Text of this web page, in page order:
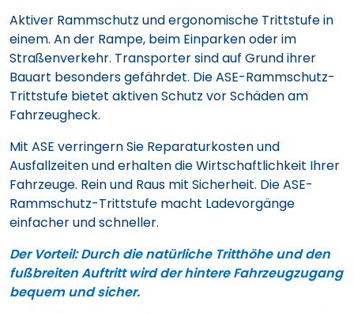
Aktiver Rammschutz und ergonomische Trittstufe in
einem. An der Rampe, beim Einparken oder im
Straßenverkehr. Transporter sind auf Grund ihrer
Bauart besonders gefährdet. Die ASE-Rammschutz-
Trittstufe bietet aktiven Schutz vor Schäden am
Fahrzeugheck.
Mit ASE verringern Sie Reparaturkosten und
Ausfallzeiten und erhalten die Wirtschaftlichkeit Ihrer
Fahrzeuge. Rein und Raus mit Sicherheit. Die ASE-
Rammschutz-Trittstufe macht Ladevorgänge
einfacher und schneller.
Der Vorteil: Durch die natürliche Tritthöhe und den
fußbreiten Auftritt wird der hintere Fahrzeugzugang
bequem und sicher.